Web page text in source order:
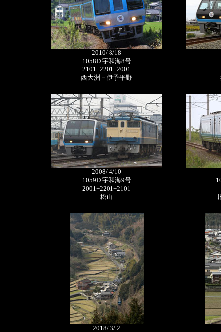
2010/ 8/18
1058D 宇和海8号
2101+2201+2001
西大洲－伊予平野
2008/ 4/10
1059D 宇和海9号
2001+2201+2101
松山
2018/ 3/ 2